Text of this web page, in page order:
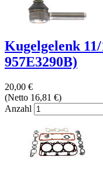
Kugelgelenk
957E3290B)
20,00 €
(Netto 16,81 €)
Anzahl